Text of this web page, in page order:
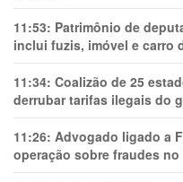
11:53: Patrimônio de
inclui fuzis, imóvel e carro
11:34: Coalizão de 25
derrubar tarifas ilegais do
11:26: Advogado ligado a
operação sobre fraudes no